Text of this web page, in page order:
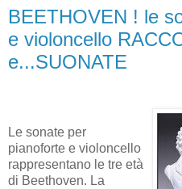
BEETHOVEN ! le
e violoncello
e...SUONATE
Le sonate per
pianoforte e violoncello
rappresentano le tre età
di Beethoven. La